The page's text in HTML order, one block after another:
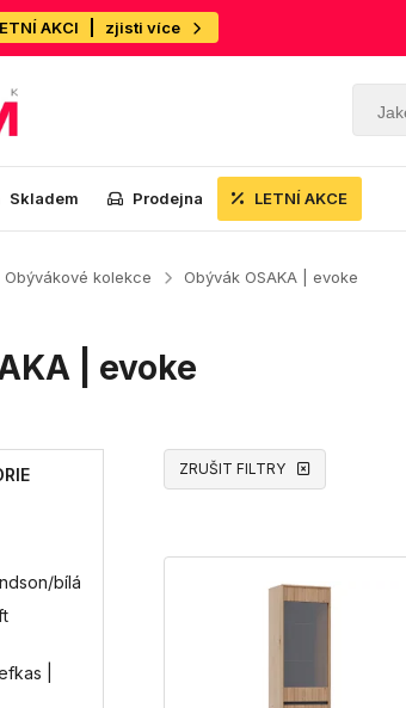
AKCI zjisti více
Skladem Prodejna LETNÍ AKCE
Obývákové kolekce Obývák OSAKA | evoke
| evoke
bílá
|
ZRUŠIT FILTRY